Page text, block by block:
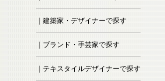
｜建築家・デザイナーで探す
｜ブランド・手芸家で探す
｜テキスタイルデザイナーで探す